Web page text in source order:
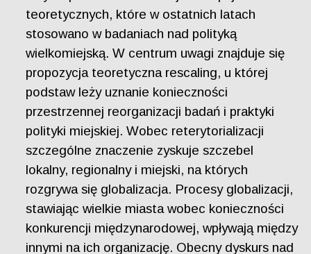
teoretycznych, które w ostatnich latach
stosowano w badaniach nad polityką
wielkomiejską. W centrum uwagi znajduje się
propozycja teoretyczna rescaling, u której
podstaw leży uznanie konieczności
przestrzennej reorganizacji badań i praktyki
polityki miejskiej. Wobec reterytorializacji
szczególne znaczenie zyskuje szczebel
lokalny, regionalny i miejski, na których
rozgrywa się globalizacja. Procesy globalizacji,
stawiając wielkie miasta wobec konieczności
konkurencji międzynarodowej, wpływają między
innymi na ich organizację. Obecny dyskurs nad